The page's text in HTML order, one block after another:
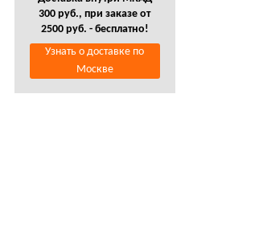
300 руб., при заказе от
2500 руб. - бесплатно!
Узнать о доставке по
Москве